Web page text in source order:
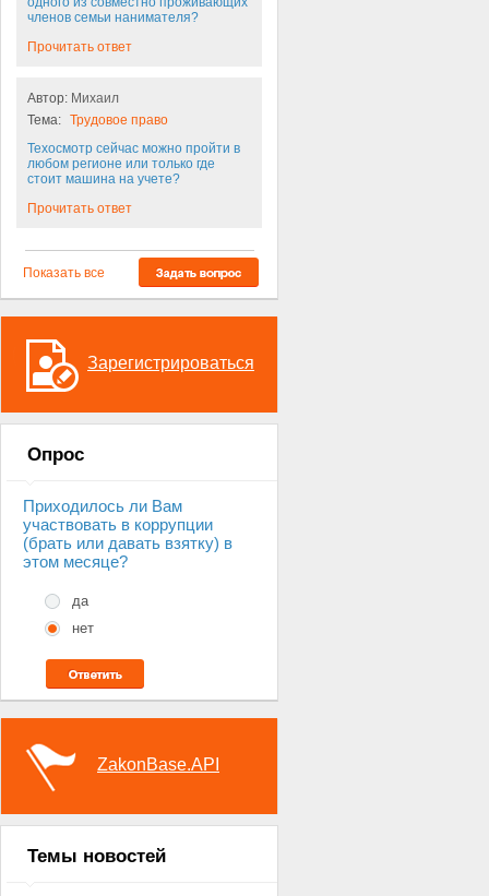
членов семьи нанимателя?
Прочитать ответ
Автор: Михаил
Тема: Трудовое право
Техосмотр сейчас можно пройти в
любом регионе или только где
стоит машина на учете?
Прочитать ответ
Показать все
Зарегистрироваться
Опрос
Приходилось ли Вам
участвовать в коррупции
(брать или давать взятку) в
этом месяце?
да
нет
ZakonBase.API
Темы новостей